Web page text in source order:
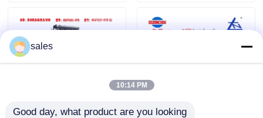
引金 を 求め て ください
エンジンブロック組立とアクセサリー
sales
10:14 PM
Good day, what product are you looking